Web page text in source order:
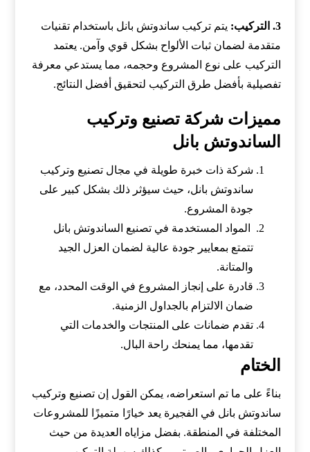
3. التركيب:
يتم تركيب ساندوتش بانل باستخدام تقنيات
متقدمة لضمان ثبات الألواح بشكل قوي وآمن. يعتمد
التركيب على نوع المشروع وحجمه، مما يستدعي معرفة
تفصيلية بأفضل طرق التركيب لتحقيق أفضل النتائج.
مميزات شركة تصنيع وتركيب
الساندوتش بانل
شركة ذات خبرة طويلة في مجال تصنيع وتركيب
ساندوتش بانل، حيث سيؤثر ذلك بشكل كبير على
جودة المشروع.
المواد المستخدمة في تصنيع الساندوتش بانل
تتمتع بمعايير جودة عالية لضمان العزل الجيد
والمتانة.
قادرة على إنجاز المشروع في الوقت المحدد، مع
ضمان الالتزام بالجداول الزمنية.
تقدم ضمانات على المنتجات والخدمات التي
تقدمها، مما يمنحك راحة البال.
الختام
بناءً على ما تم استعراضه، يمكن القول إن تصنيع وتركيب
ساندوتش بانل في الفجيرة يعد خيارًا متميزًا للمشروعات
المختلفة في المنطقة. بفضل مزاياه العديدة من حيث